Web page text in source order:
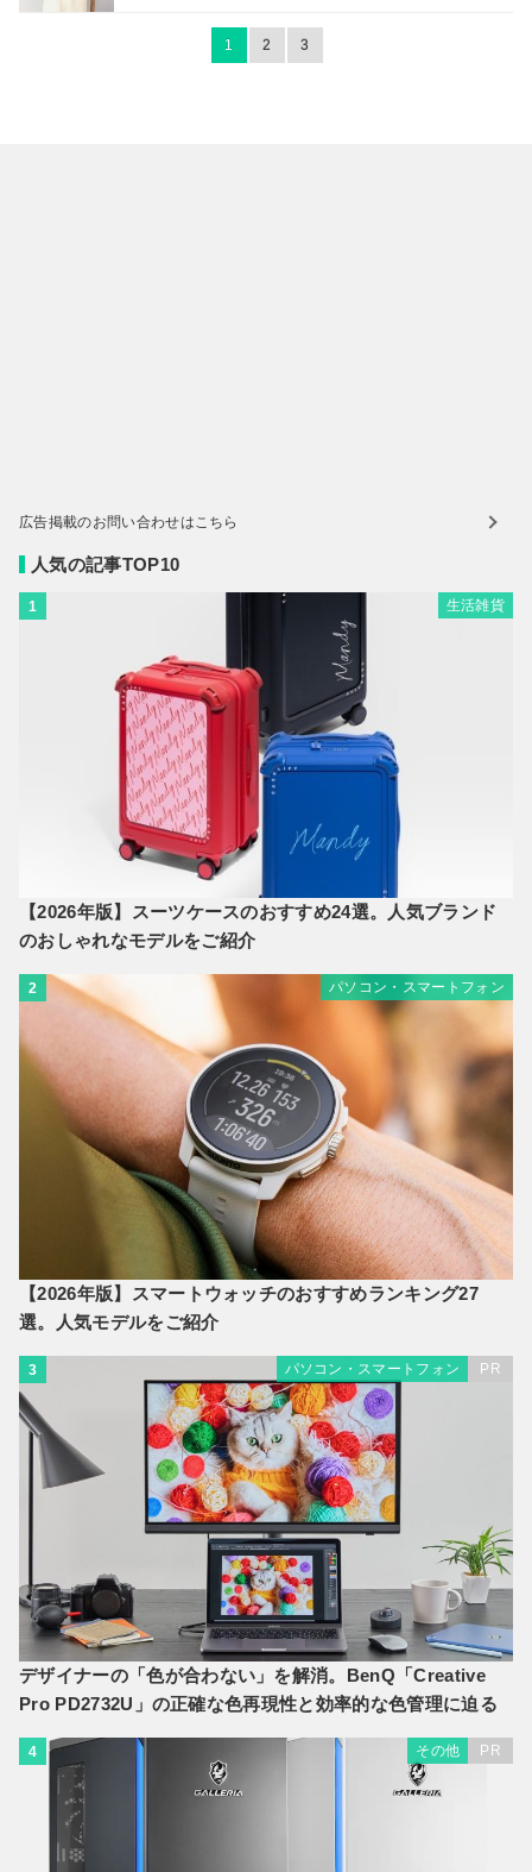
1 2 3
広告掲載のお問い合わせはこちら
人気の記事TOP10
1 生活雑貨
【2026年版】スーツケースのおすすめ24選。人気ブランド
のおしゃれなモデルをご紹介
2 パソコン・スマートフォン
【2026年版】スマートウォッチのおすすめランキング27
選。人気モデルをご紹介
3 パソコン・スマートフォン PR
デザイナーの「色が合わない」を解消。BenQ「Creative
Pro PD2732U」の正確な色再現性と効率的な色管理に迫る
4 その他 PR